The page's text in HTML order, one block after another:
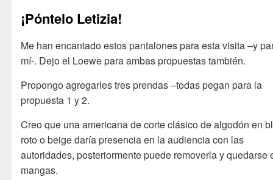
¡Póntelo Letizia!
Me han encantado estos pantalones para esta visita –y
mí-. Dejo el Loewe para ambas propuestas también.
Propongo agregarles tres prendas –todas pegan para la
propuesta 1 y 2.
Creo que una americana de corte clásico de algodón en
roto o beige daría presencia en la audiencia con las
autoridades, posteriormente puede removerla y quedarse
mangas.